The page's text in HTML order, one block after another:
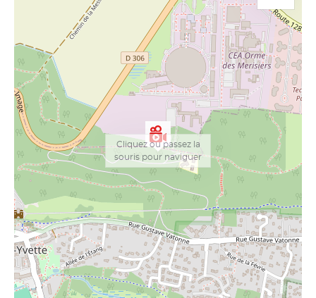
Cliquez ou passez la
souris pour naviguer